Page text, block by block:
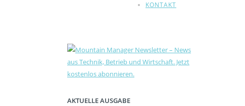
KONTAKT
AKTUELLE AUSGABE